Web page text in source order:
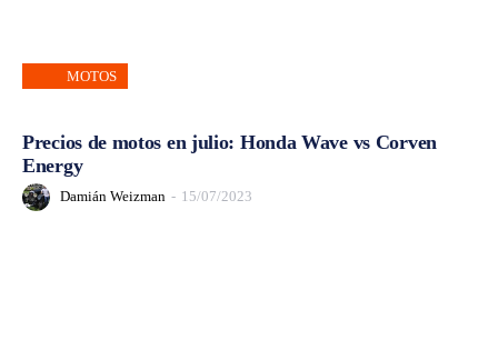
MOTOS
Precios de motos en julio: Honda Wave vs Corven
Energy
Damián Weizman - 15/07/2023